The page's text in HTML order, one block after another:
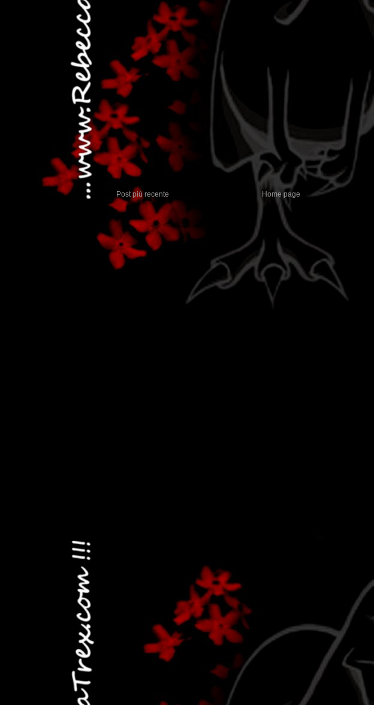
Post più recente Home page